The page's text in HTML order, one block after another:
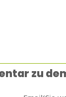
zu